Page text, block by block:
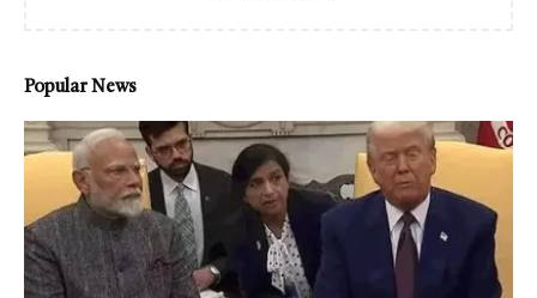
Popular News